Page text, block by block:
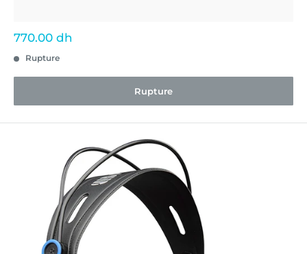
Prix
770.00 dh
Rupture
Rupture